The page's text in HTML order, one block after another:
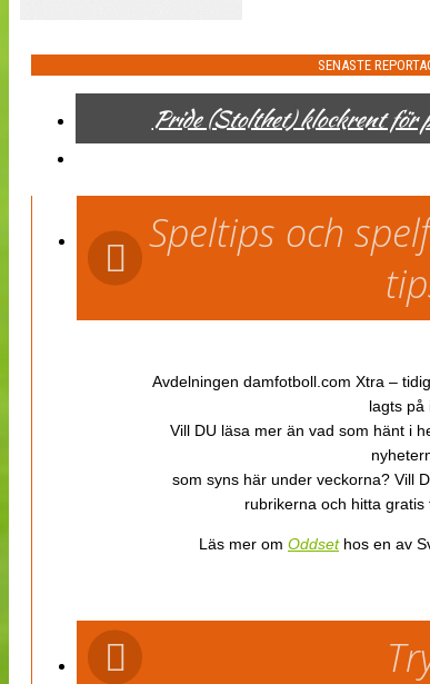
Split vision
SENASTE
Pride (Stolthet) klockrent för
Speltips och
Avdelningen damfotboll.com Xtra –
lagts på
Vill DU läsa mer än vad som hänt i
som syns här under veckorna? Vill
rubrikerna och hitta
Läs mer om Oddsethos en av